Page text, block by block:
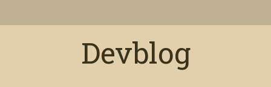
Devblog